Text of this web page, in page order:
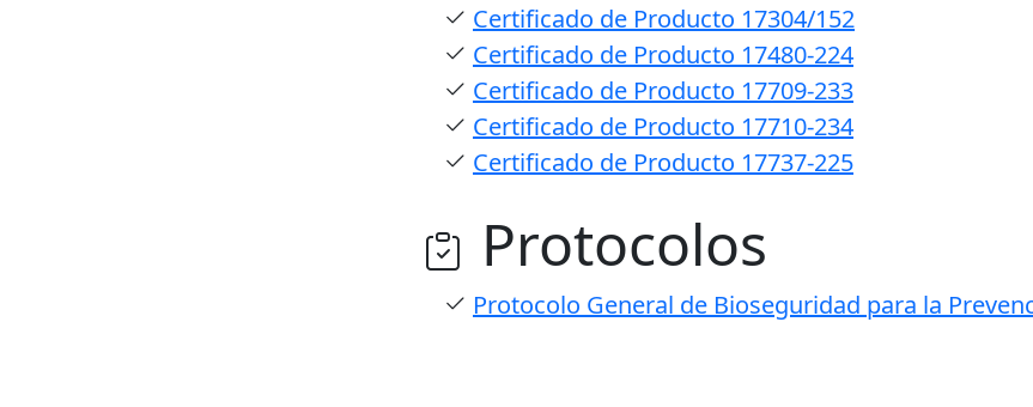
Certificado de Producto 17304/152
Certificado de Producto 17480-224
Certificado de Producto 17709-233
Certificado de Producto 17710-234
Certificado de Producto 17737-225
Protocolos
Protocolo General de Bioseguridad para la